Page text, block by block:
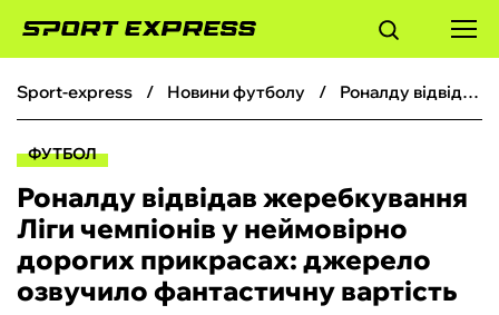
ФУТБОЛ
БОКС
ХОКЕЙ
sport-express новини футболу Роналду відвідав жеребкування Ліги чемпіонів у неймовірно дорогих прикрасах: джерело озвучило фантастичну вартість
ФУТБОЛ
Роналду відвідав жеребкування
Ліги чемпіонів у неймовірно
дорогих прикрасах: джерело
озвучило фантастичну вартість